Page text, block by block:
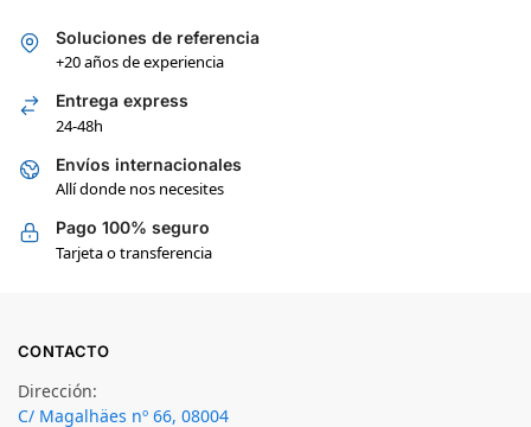
Soluciones de referencia
+20 años de experiencia
Entrega express
24-48h
Envíos internacionales
Allí donde nos necesites
Pago 100% seguro
Tarjeta o transferencia
CONTACTO
Dirección:
C/ Magalhäes nº 66, 08004